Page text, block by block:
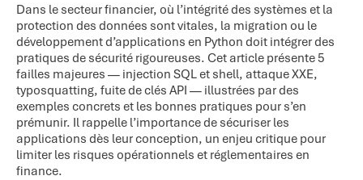
Dans le secteur financier, où l’intégrité des systèmes et la
protection des données sont vitales, la migration ou le
développement d’applications en Python doit intégrer des
pratiques de sécurité rigoureuses. Cet article présente 5
failles majeures — injection SQL et shell, attaque XXE,
typosquatting, fuite de clés API — illustrées par des
exemples concrets et les bonnes pratiques pour s’en
prémunir. Il rappelle l’importance de sécuriser les
applications dès leur conception, un enjeu critique pour
limiter les risques opérationnels et réglementaires en
finance.